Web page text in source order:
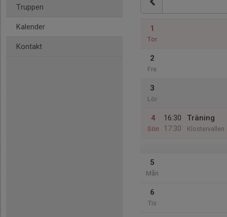
Truppen
Kalender
Kontakt
1
Tor
2
Fre
3
Lör
4
Sön
16:30
17:30
Träning
Klostervallen
5
Mån
6
Tis